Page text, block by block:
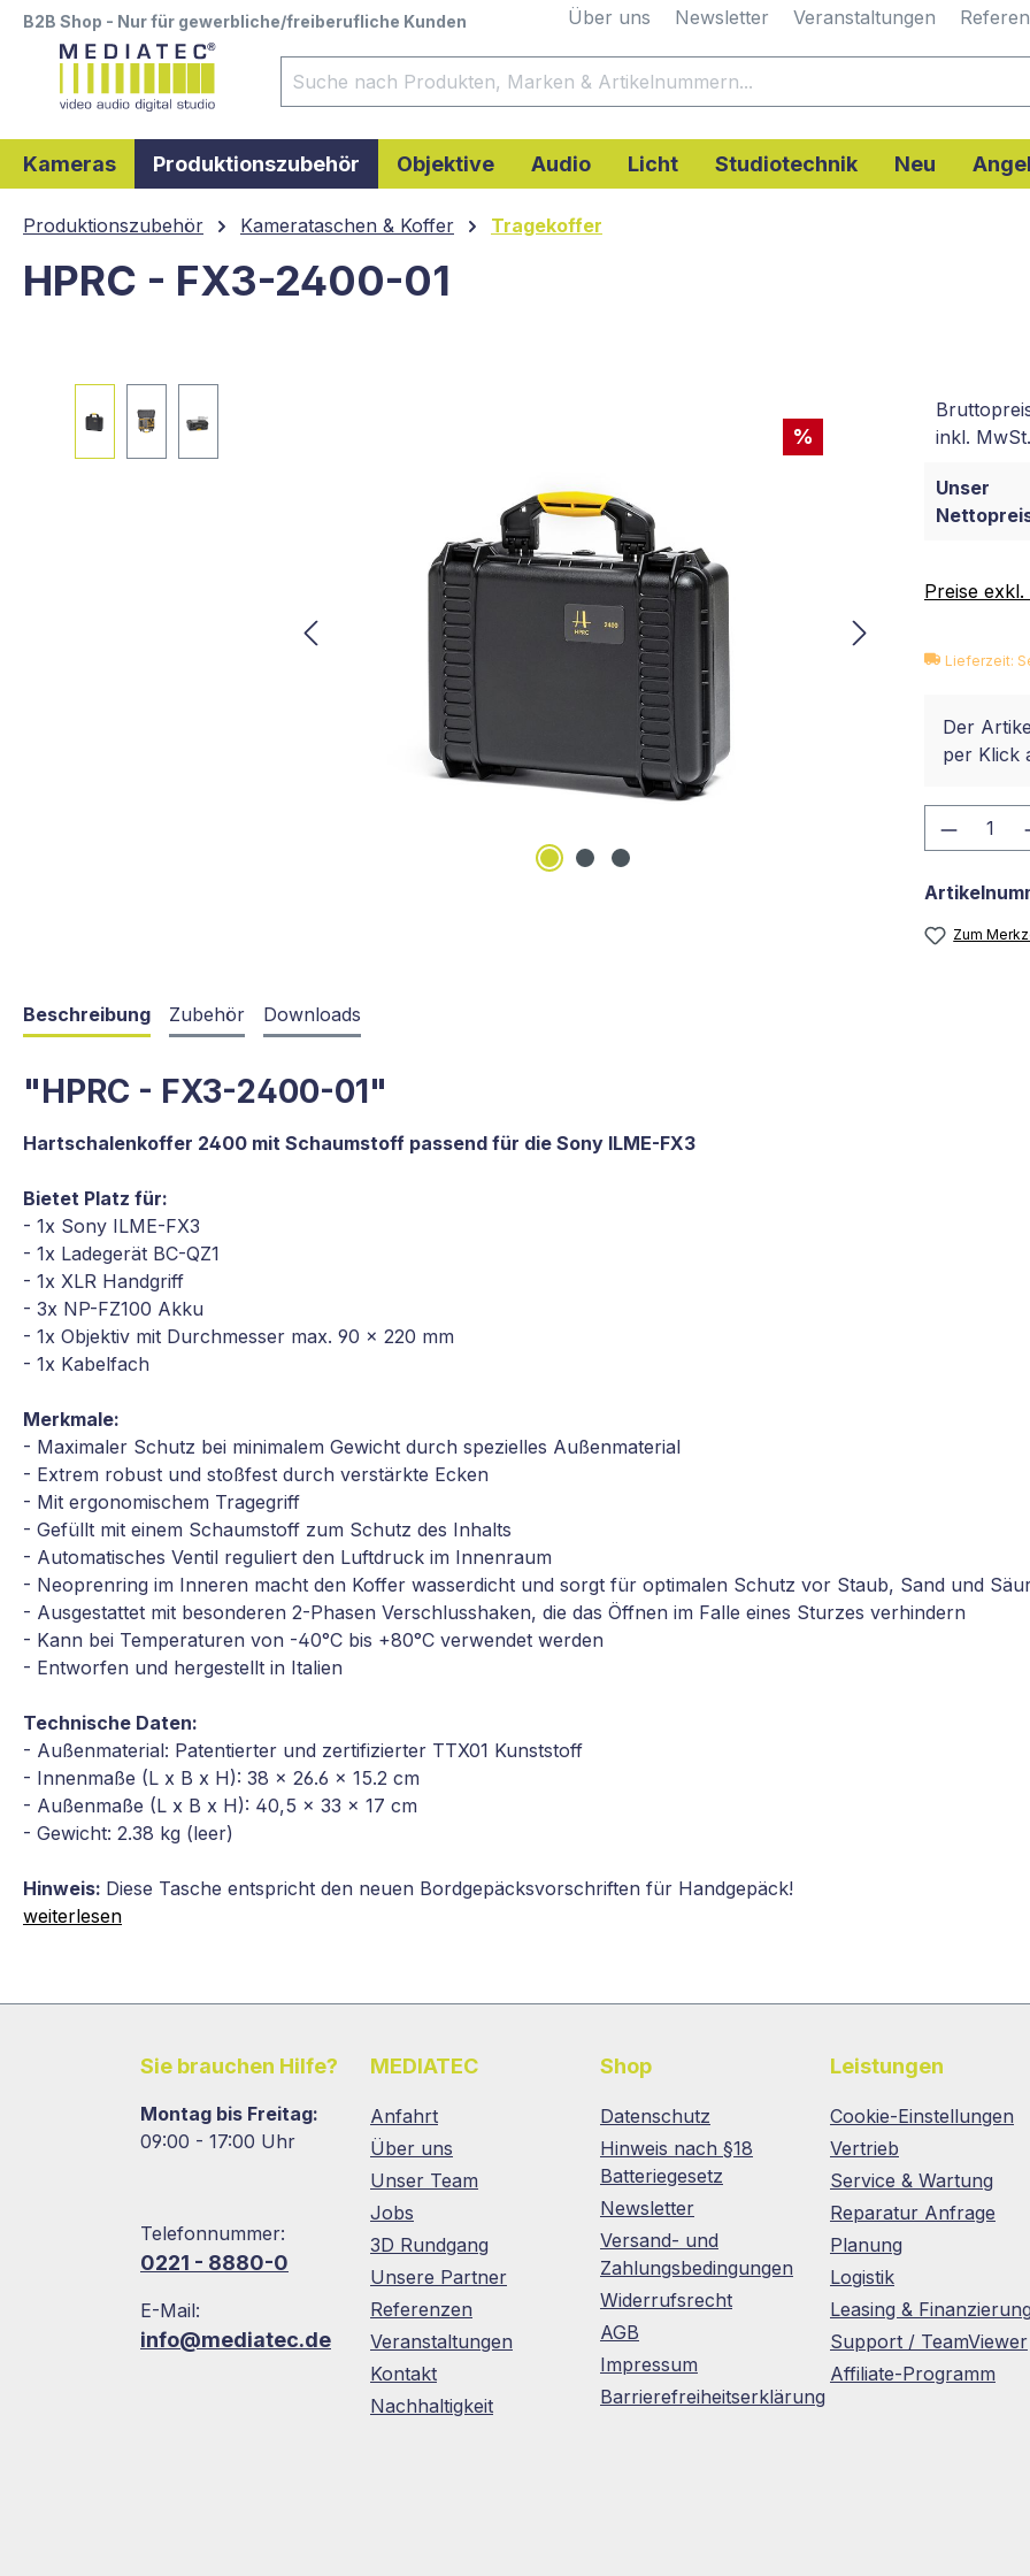
Zur Hauptnavigation springen
B2B Shop - Nur für gewerbliche/freiberufliche Kunden Über uns Newsletter Veranstaltungen
Kameras Produktionszubehör Objektive Audio Licht Studiotechnik Neu
Produktionszubehör Kamerataschen & Koffer Tragekoffer
HPRC - FX3-2400-01
%
inkl.
Unser
Preise
Lieferzeit:
Der
per Klick
Zum
Beschreibung Zubehör Downloads
"HPRC - FX3-2400-01"
Hartschalenkoffer 2400 mit Schaumstoff passend für die Sony ILME-FX3
Bietet Platz für:
- 1x Sony ILME-FX3
- 1x Ladegerät BC-QZ1
- 1x XLR Handgriff
- 3x NP-FZ100 Akku
- 1x Objektiv mit Durchmesser max. 90 x 220 mm
- 1x Kabelfach
Merkmale:
- Maximaler Schutz bei minimalem Gewicht durch spezielles Außenmaterial
- Extrem robust und stoßfest durch verstärkte Ecken
- Mit ergonomischem Tragegriff
- Gefüllt mit einem Schaumstoff zum Schutz des Inhalts
- Automatisches Ventil reguliert den Luftdruck im Innenraum
- Neoprenring im Inneren macht den Koffer wasserdicht und sorgt für optimalen Schutz vor Staub, Sand und
- Ausgestattet mit besonderen 2-Phasen Verschlusshaken, die das Öffnen im Falle eines Sturzes verhindern
- Kann bei Temperaturen von -40°C bis +80°C verwendet werden
- Entworfen und hergestellt in Italien
Technische Daten:
- Außenmaterial: Patentierter und zertifizierter TTX01 Kunststoff
- Innenmaße (L x B x H): 38 x 26.6 x 15.2 cm
- Außenmaße (L x B x H): 40,5 x 33 x 17 cm
- Gewicht: 2.38 kg (leer)
Hinweis: Diese Tasche entspricht den neuen Bordgepäcksvorschriften für Handgepäck!
weiterlesen
Sie brauchen Hilfe?
Montag bis Freitag:
09:00 - 17:00 Uhr
Telefonnummer:
0221 - 8880-0
E-Mail:
info@mediatec.de
MEDIATEC
Anfahrt
Über uns
Unser Team
Jobs
3D Rundgang
Unsere Partner
Referenzen
Veranstaltungen
Kontakt
Nachhaltigkeit
Shop
Datenschutz
Hinweis nach §18
Batteriegesetz
Newsletter
Versand- und
Zahlungsbedingungen
Widerrufsrecht
AGB
Impressum
Barrierefreiheitserklärung
Leistungen
Cookie-Einstellungen
Vertrieb
Service & Wartung
Reparatur Anfrage
Planung
Logistik
Leasing &
Support / TeamViewer
Affiliate-Programm